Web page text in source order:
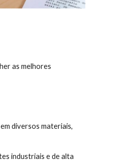
as melhores
diversos materiais,
industriais e de alta